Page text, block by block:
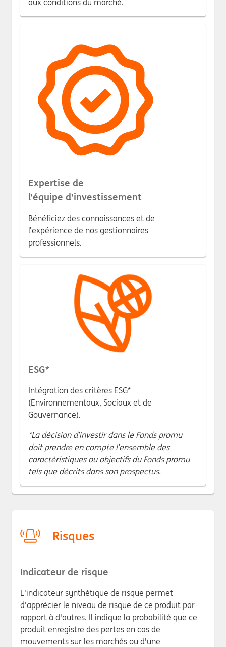
Expertise de
l’équipe d’investissement
Bénéficiez des connaissances et de
l’expérience de nos gestionnaires
professionnels.
ESG*
Intégration des critères ESG*
(Environnementaux, Sociaux et de
Gouvernance).
*La décision d’investir dans le Fonds promu
doit prendre en compte l’ensemble des
caractéristiques ou objectifs du Fonds promu
tels que décrits dans son prospectus.
Risques
Indicateur de risque
L'indicateur synthétique de risque permet
d'apprécier le niveau de risque de ce produit par
rapport à d'autres. Il indique la probabilité que ce
produit enregistre des pertes en cas de
mouvements sur les marchés ou d'une